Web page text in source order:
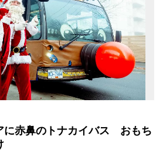
に赤鼻のトナカイバス おもち